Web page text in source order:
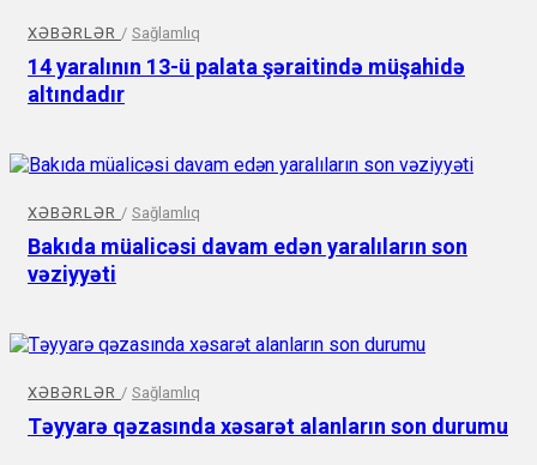
XƏBƏRLƏR / Sağlamlıq
14 yaralının 13-ü palata şəraitində müşahidə
altındadır
XƏBƏRLƏR / Sağlamlıq
Bakıda müalicəsi davam edən yaralıların son
vəziyyəti
XƏBƏRLƏR / Sağlamlıq
Təyyarə qəzasında xəsarət alanların son durumu